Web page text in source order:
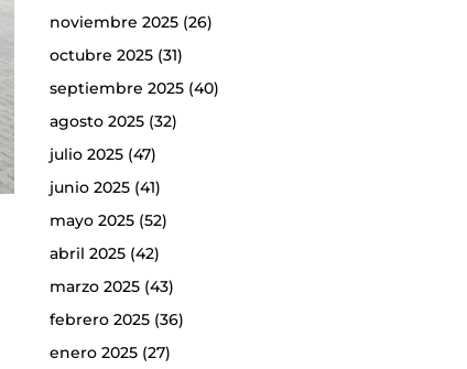
noviembre 2025(26)
octubre 2025(31)
septiembre 2025(40)
agosto 2025(32)
julio 2025(47)
junio 2025(41)
mayo 2025(52)
abril 2025(42)
marzo 2025(43)
febrero 2025(36)
enero 2025(27)